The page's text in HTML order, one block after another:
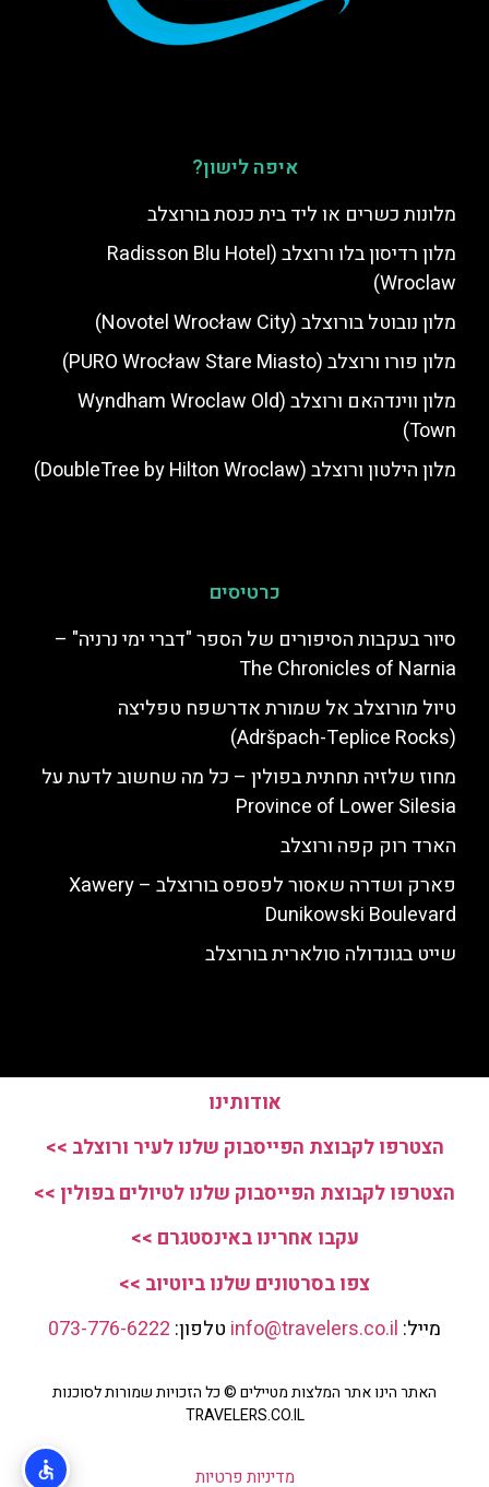
איפה לישון?
מלונות כשרים או ליד בית כנסת בורוצלב
מלון רדיסון בלו ורוצלב (Radisson Blu Hotel
Wroclaw)
מלון נובוטל בורוצלב (Novotel Wrocław City)
מלון פורו ורוצלב (PURO Wrocław Stare Miasto)
מלון ווינדהאם ורוצלב (Wyndham Wroclaw Old
Town)
מלון הילטון ורוצלב (DoubleTree by Hilton Wroclaw)
כרטיסים
סיור בעקבות הסיפורים של הספר "דברי ימי נרניה" –
The Chronicles of Narnia
טיול מורוצלב אל שמורת אדרשפח טפליצה
(Adršpach-Teplice Rocks)
מחוז שלזיה תחתית בפולין – כל מה שחשוב לדעת על
Province of Lower Silesia
הארד רוק קפה ורוצלב
פארק ושדרה שאסור לפספס בורוצלב – Xawery
Dunikowski Boulevard
שייט בגונדולה סולארית בורוצלב
אודותינו
הצטרפו לקבוצת הפייסבוק שלנו לעיר ורוצלב >>
הצטרפו לקבוצת הפייסבוק שלנו לטיולים בפולין >>
עקבו אחרינו באינסטגרם >>
צפו בסרטונים שלנו ביוטיוב >>
מייל:
טלפון: 073-776-6222
האתר הינו אתר המלצות מטיילים © כל הזכויות שמורות לסוכנות
TRAVELERS.CO.IL
מדיניות פרטיות